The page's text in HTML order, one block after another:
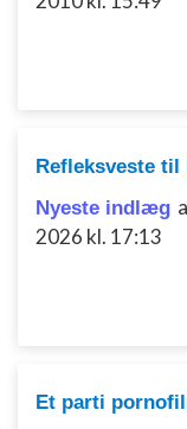
Refleksveste til
Nyeste indlæg
2026 kl. 17:13
Et parti